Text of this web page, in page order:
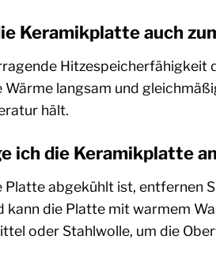
Keramikplatte auch
Hitzespeicherfähigkeit
langsam und
hält.
ich die Keramikplatte
Platte abgekühlt ist, entfernen
kann die Platte mit warmem
oder Stahlwolle, um die